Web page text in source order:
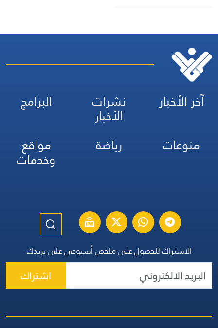
آخر الأخبار نشرات
الأخبار
البرامج
منوعات
رياضة مواقع
وخدمات
الاشتراك للحصول على ملخص أسبوعي على بريدك
اشتراك